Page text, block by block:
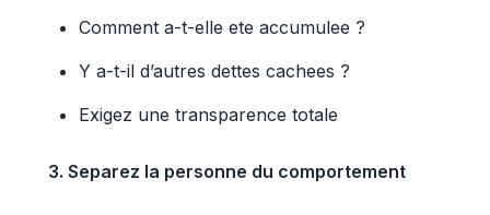
Comment a-t-elle ete accumulee ?
Y a-t-il d’autres dettes cachees ?
Exigez une transparence totale
3. Separez la personne du comportement